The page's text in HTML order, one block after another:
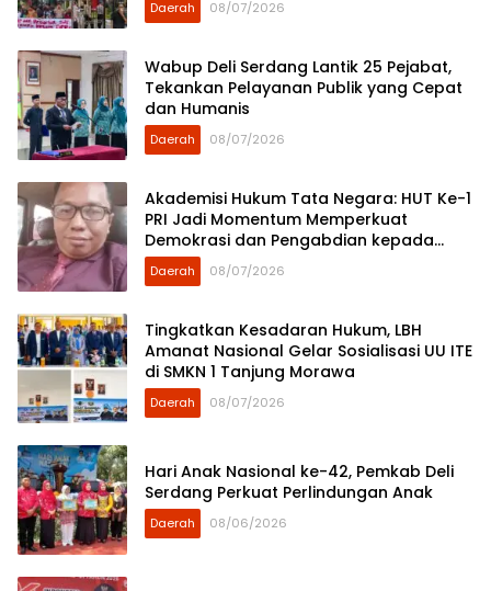
Daerah 08/07/2026
Wabup Deli Serdang Lantik 25 Pejabat,
Tekankan Pelayanan Publik yang Cepat
dan Humanis
Daerah 08/07/2026
Akademisi Hukum Tata Negara: HUT Ke-1
PRI Jadi Momentum Memperkuat
Demokrasi dan Pengabdian kepada
Rakyat
Daerah 08/07/2026
Tingkatkan Kesadaran Hukum, LBH
Amanat Nasional Gelar Sosialisasi UU ITE
di SMKN 1 Tanjung Morawa
Daerah 08/07/2026
Hari Anak Nasional ke-42, Pemkab Deli
Serdang Perkuat Perlindungan Anak
Daerah 08/06/2026